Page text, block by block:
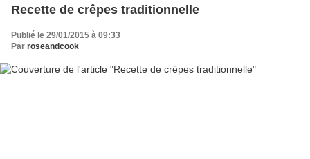
Recette de crêpes traditionnelle
Publié le 29/01/2015 à 09:33
Par roseandcook